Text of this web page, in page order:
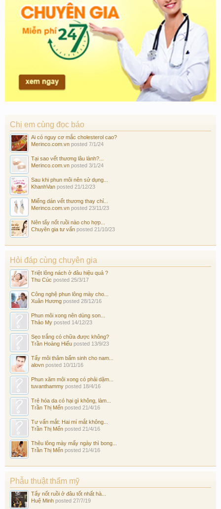
Chị em cùng đọc báo
Ai có nguy cơ mắc cholesterol cao?
Merinco.com.vn posted 7/1/24
Tại sao vết thương lâu lành?...
Merinco.com.vn posted 3/1/24
Sau khi phun môi nên sử dụng...
KhanhVan posted 21/12/23
Miếng dán vết thương thay chỉ...
Merinco.com.vn posted 23/11/23
Nên tẩy nốt ruồi nào cho hợp...
Chuyên gia tư vấn posted 21/10/23
Hỏi đáp cùng chuyên gia
Triệt lông nách ở đâu hiệu quả ?
Thu Cúc posted 25/3/17
Công nghệ phun lông mày cho...
Xuân Hương posted 28/12/16
Phun môi xong nên dùng son...
Thảo My posted 14/12/23
Sẹo trắng có chữa được không?
Trần Hoàng Hiếu posted 13/9/23
Tẩy môi thâm bẩm sinh cho nam...
alovn posted 10/11/16
Phun xăm môi xong có phải dặm...
tuvanthammy posted 18/4/16
Trẻ hóa da có hại gì không, làm...
Trần Thị Mến posted 21/4/16
Tư vấn mắt: Hai mí mắt không...
Trần Thị Mến posted 21/4/16
Thêu lông mày mấy ngày thì bong...
Trần Thị Mến posted 21/4/16
Phẫu thuật thẩm mỹ
Tẩy nốt ruồi ở đâu tốt nhất hà...
Huệ Minh posted 27/7/19